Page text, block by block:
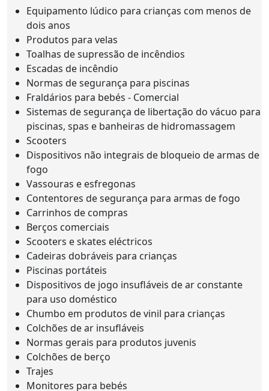
Equipamento lúdico para crianças com menos de
dois anos
Produtos para velas
Toalhas de supressão de incêndios
Escadas de incêndio
Normas de segurança para piscinas
Fraldários para bebés - Comercial
Sistemas de segurança de libertação do vácuo para
piscinas, spas e banheiras de hidromassagem
Scooters
Dispositivos não integrais de bloqueio de armas de
fogo
Vassouras e esfregonas
Contentores de segurança para armas de fogo
Carrinhos de compras
Berços comerciais
Scooters e skates eléctricos
Cadeiras dobráveis para crianças
Piscinas portáteis
Dispositivos de jogo insufláveis de ar constante
para uso doméstico
Chumbo em produtos de vinil para crianças
Colchões de ar insufláveis
Normas gerais para produtos juvenis
Colchões de berço
Trajes
Monitores para bebés